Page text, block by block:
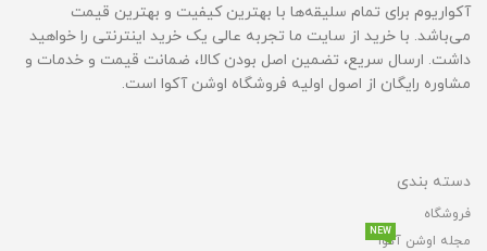
آکواریوم برای تمام سلیقه‌ها با بهترین کیفیت و بهترین قیمت‌
می‌باشد. با خرید از سایت ما تجربه عالی یک خرید اینترنتی را خواهید
داشت. ارسال سریع، تضمین اصل بودن کالا، ضمانت قیمت و خدمات و
مشاوره رایگان از اصول اولیه فروشگاه اوشن آکوا است.
دسته بندی
فروشگاه
مجله اوشن آکوا
NEW